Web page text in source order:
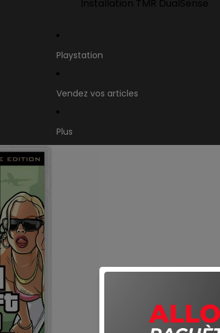
Installation TMR DualSense
Playstation
Vendez vos articles
Plus